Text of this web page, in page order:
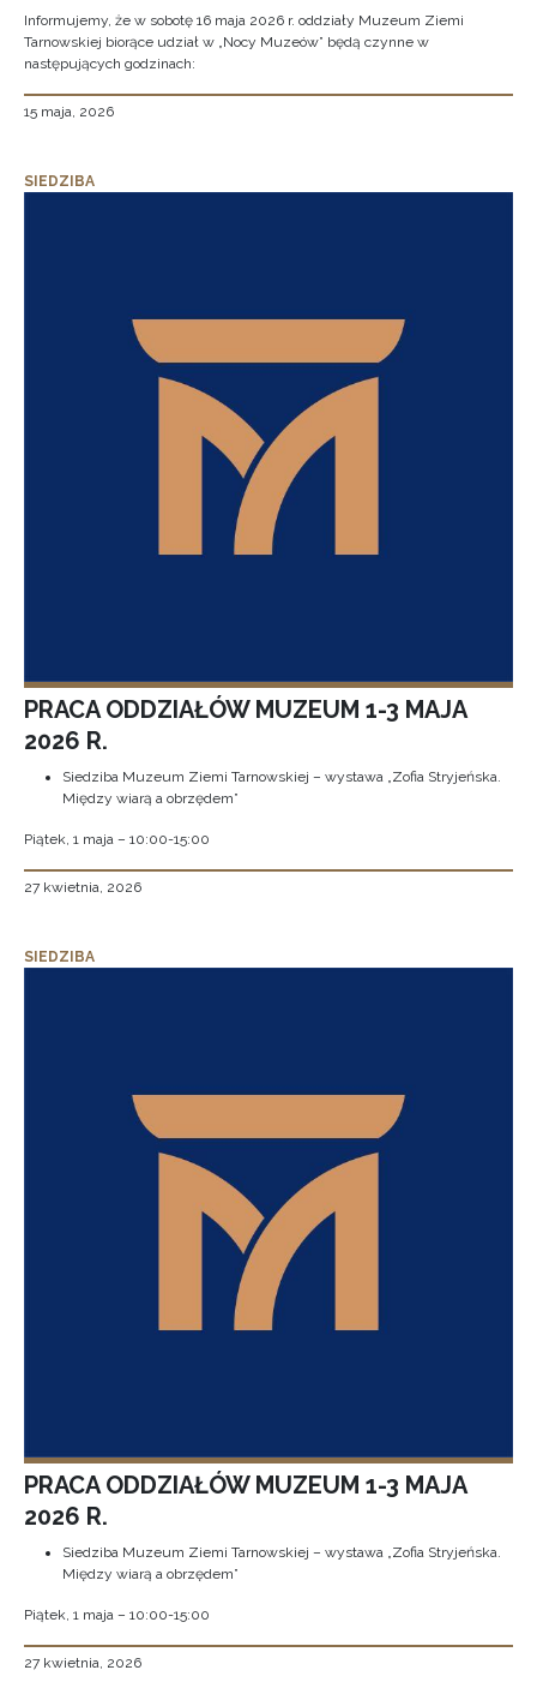
Informujemy, że w sobotę 16 maja 2026 r. oddziały Muzeum Ziemi
Tarnowskiej biorące udział w „Nocy Muzeów” będą czynne w
następujących godzinach:
15 maja, 2026
SIEDZIBA
PRACA ODDZIAŁÓW MUZEUM 1-3 MAJA
2026 R.
Siedziba Muzeum Ziemi Tarnowskiej – wystawa „Zofia Stryjeńska.
Między wiarą a obrzędem”
Piątek, 1 maja – 10:00-15:00
27 kwietnia, 2026
SIEDZIBA
PRACA ODDZIAŁÓW MUZEUM 1-3 MAJA
2026 R.
Siedziba Muzeum Ziemi Tarnowskiej – wystawa „Zofia Stryjeńska.
Między wiarą a obrzędem”
Piątek, 1 maja – 10:00-15:00
27 kwietnia, 2026